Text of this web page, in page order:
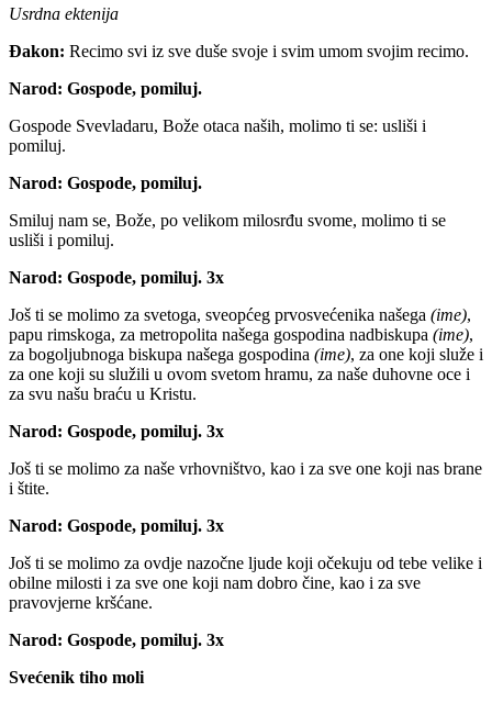
Usrdna ektenija
Đakon: Recimo svi iz sve duše svoje i svim umom svojim recimo.
Narod: Gospode, pomiluj.
Gospode Svevladaru, Bože otaca naših, molimo ti se: usliši i
pomiluj.
Narod: Gospode, pomiluj.
Smiluj nam se, Bože, po velikom milosrđu svome, molimo ti se
usliši i pomiluj.
Narod: Gospode, pomiluj. 3x
Još ti se molimo za svetoga, sveopćeg prvosvećenika našega (ime),
papu rimskoga, za metropolita našega gospodina nadbiskupa (ime),
za bogoljubnoga biskupa našega gospodina (ime), za one koji služe i
za one koji su služili u ovom svetom hramu, za naše duhovne oce i
za svu našu braću u Kristu.
Narod: Gospode, pomiluj. 3x
Još ti se molimo za naše vrhovništvo, kao i za sve one koji nas brane
i štite.
Narod: Gospode, pomiluj. 3x
Još ti se molimo za ovdje nazočne ljude koji očekuju od tebe velike i
obilne milosti i za sve one koji nam dobro čine, kao i za sve
pravovjerne kršćane.
Narod: Gospode, pomiluj. 3x
Svećenik tiho moli